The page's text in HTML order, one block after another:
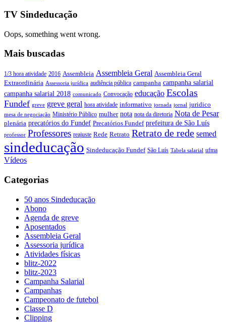
TV Sindeducação
Oops, something went wrong.
Mais buscadas
1/3 hora atividade 2016 Assembleia Assembleia Geral Assembleia Geral
Extraordinária Assessoria jurídica audiência pública campanha campanha salarial
campanha salarial 2018 comunicado Convocação educação Escolas
Fundef greve greve geral hora atividade informativo jornada jornal juridico
mesa de negociação Ministério Público mulher nota nota da diretoria Nota de Pesar
plenária precatórios do Fundef Precatórios Fundef prefeitura de São Luís
professor Professores reajuste Rede Retrato Retrato de rede semed
sindeducação Sindeducação Fundef São Luís Tabela salarial ufma
Vídeos
Categorias
50 anos Sindeducação
Abono
Agenda de greve
Aposentados
Assembleia Geral
Assessoria jurídica
Atividades físicas
blitz-2022
blitz-2023
Campanha Salarial
Campanhas
Campeonato de futebol
Classe D
Clipping